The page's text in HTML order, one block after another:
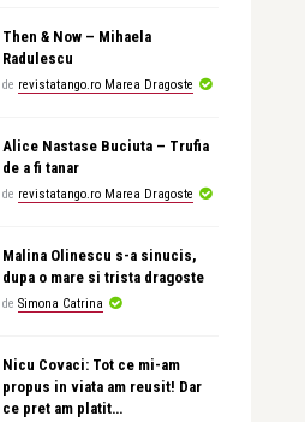
Then & Now – Mihaela
Radulescu
de revistatango.ro Marea Dragoste
Alice Nastase Buciuta – Trufia
de a fi tanar
de revistatango.ro Marea Dragoste
Malina Olinescu s-a sinucis,
dupa o mare si trista dragoste
de Simona Catrina
Nicu Covaci: Tot ce mi-am
propus in viata am reusit! Dar
ce pret am platit…